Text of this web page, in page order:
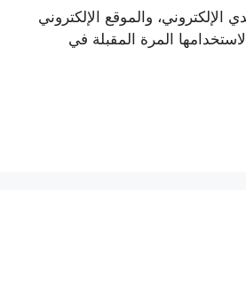
والموقع الإلكتروني
المرة المقبلة في